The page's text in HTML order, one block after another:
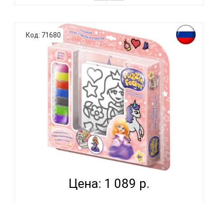
Теремок". Заполни объемную книжку с историей.
Создай своих персонажей и расскажи с их
помощью свою историю. Слепи свои красочные
открытки. Все это и не только в одном наборе.
Дополнительная ИнформацияСтрана ..
Код: 71680
НАБОР ДЛЯ ТВОРЧЕСТВА ПЛАСТИЛИН PUZZLE
FOAM 'ВО...
Цена: 1 089 р.